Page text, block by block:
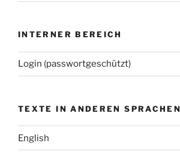
INTERNER BEREICH
Login (passwortgeschützt)
TEXTE IN ANDEREN SPRACHEN
English